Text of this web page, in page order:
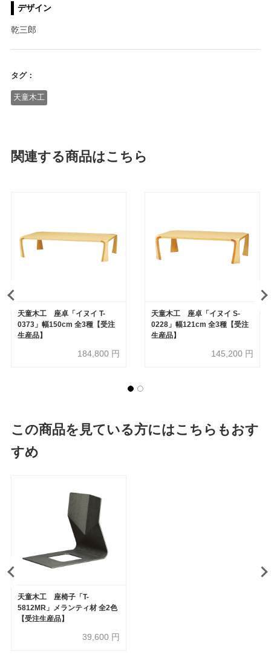
デザイン
乾三郎
タグ：
天童木工
関連する商品はこちら
天童木工 座卓「イヌイ T-
0373」幅150cm 全3種【受注
生産品】
184,800 円
天童木工 座卓「イヌイ S-
0228」幅121cm 全3種【受注
生産品】
145,200 円
この商品を見ている方にはこちらもおす
すめ
天童木工 座椅子「T-
5812MR」メランティ材 全2色
【受注生産品】
39,600 円